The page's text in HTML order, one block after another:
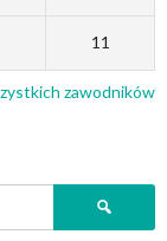
11
zawodników
Szukaj: